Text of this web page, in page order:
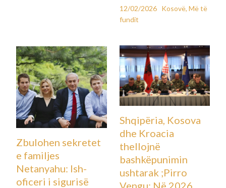
12/02/2026 Kosovë, Më të
fundit
Zbulohen sekretet
e familjes
Netanyahu: Ish-
oficeri i sigurisë
Shqipëria, Kosova
dhe Kroacia
thellojnë
bashkëpunimin
ushtarak ;Pirro
Vengu: Në 2026